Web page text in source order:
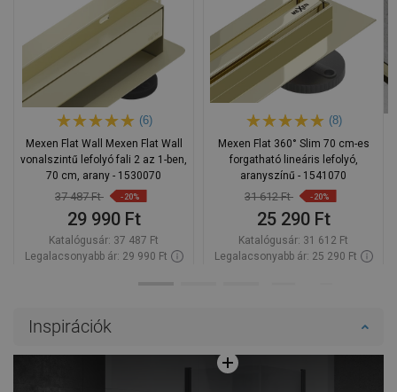
(6)
Mexen Flat Wall Mexen Flat Wall
vonalszintű lefolyó fali 2 az 1-ben,
70 cm, arany - 1530070
37 487 Ft -20%
29 990 Ft
Katalógusár: 37 487 Ft
Legalacsonyabb ár: 29 990 Ft
Hasonlítsa
(8)
Mexen Flat 360° Slim 70 cm-es
forgatható lineáris lefolyó,
aranyszínű - 1541070
31 612 Ft -20%
25 290 Ft
Katalógusár: 31 612 Ft
Legalacsonyabb ár: 25 290 Ft
Inspirációk